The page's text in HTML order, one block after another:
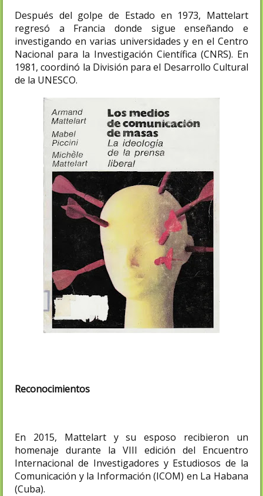
Después del golpe de Estado en 1973, Mattelart
regresó a Francia donde sigue enseñando e
investigando en varias universidades y en el Centro
Nacional para la Investigación Científica (CNRS). En
1981, coordinó la División para el Desarrollo Cultural
de la UNESCO.
Reconocimientos
En 2015, Mattelart y su esposo recibieron un
homenaje durante la VIII edición del Encuentro
Internacional de Investigadores y Estudiosos de la
Comunicación y la Información (ICOM) en La Habana
(Cuba).